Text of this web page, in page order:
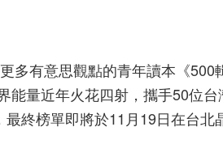
多有意思觀點的青年讀本《
能量近年火花四射，攜手50位
終榜單即將於11月19日在台北